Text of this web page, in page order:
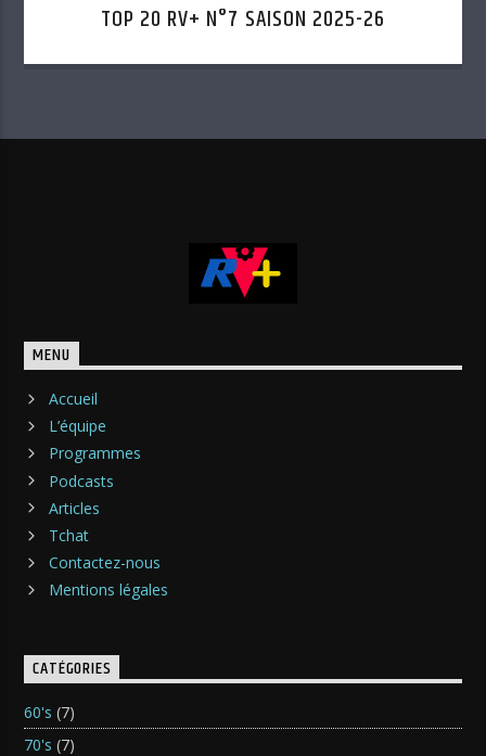
TOP 20 RV+ N°7 SAISON 2025-26
MENU
Accueil
L’équipe
Programmes
Podcasts
Articles
Tchat
Contactez-nous
Mentions légales
CATÉGORIES
60's (7)
70's (7)